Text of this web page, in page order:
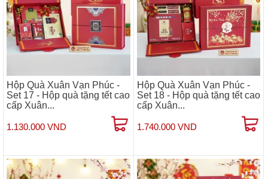
Hộp Quà Xuân Vạn Phúc -
Set 17 - Hộp quà tặng tết cao
cấp Xuân...
1.130.000 VND
Hộp Quà Xuân Vạn Phúc -
Set 18 - Hộp quà tặng tết cao
cấp Xuân...
1.740.000 VND